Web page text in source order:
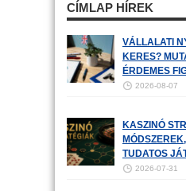
CÍMLAP HÍREK
VÁLLALATI
KERES?
ÉRDEMES
2026-08-07
KASZINÓ
TUDATOS
2026-07-31